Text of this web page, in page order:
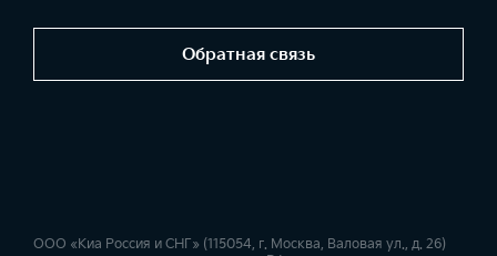
ООО «Киа Россия и СНГ» (115054, г. Москва, Валовая ул., д. 26)
Обратная связь